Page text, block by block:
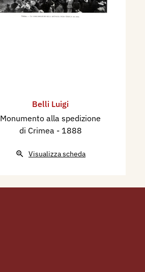
Belli Luigi
Monumento alla spedizione
di Crimea - 1888
Visualizza scheda